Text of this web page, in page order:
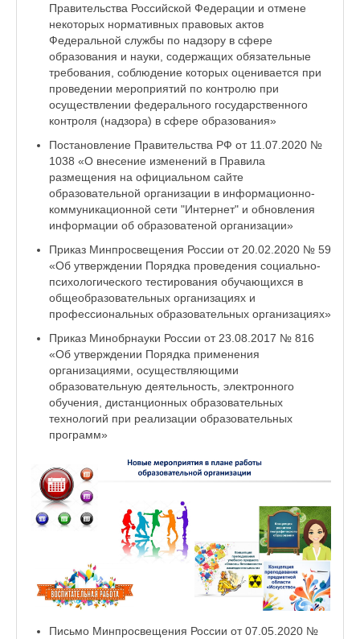
Правительства Российской Федерации и отмене
некоторых нормативных правовых актов
Федеральной службы по надзору в сфере
образования и науки, содержащих обязательные
требования, соблюдение которых оценивается при
проведении мероприятий по контролю при
осуществлении федерального государственного
контроля (надзора) в сфере образования»
Постановление Правительства РФ от 11.07.2020 №
1038 «О внесение изменений в Правила
размещения на официальном сайте
образовательной организации в информационно-
коммуникационной сети "Интернет" и обновления
информации об образоватеной организации»
Приказ Минпросвещения России от 20.02.2020 № 59
«Об утверждении Порядка проведения социально-
психологического тестирования обучающихся в
общеобразовательных организациях и
профессиональных образовательных организациях»
Приказ Минобрнауки России от 23.08.2017 № 816
«Об утверждении Порядка применения
организациями, осуществляющими
образовательную деятельность, электронного
обучения, дистанционных образовательных
технологий при реализации образовательных
программ»
Письмо Минпросвещения России от 07.05.2020 №